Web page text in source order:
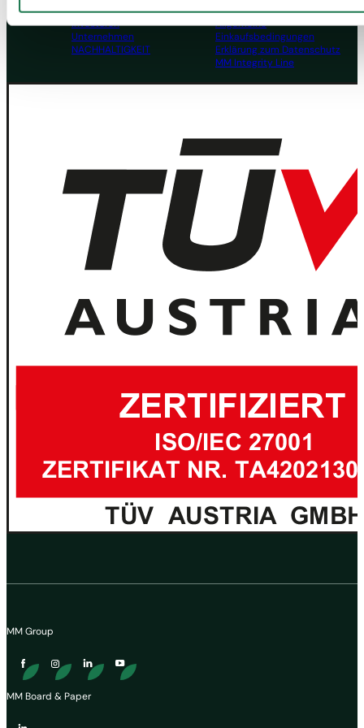
Menschen
Investoren
Unternehmen
NACHHALTIGKEIT
Geschäftsbedingungen
Allgemeine
Einkaufsbedingungen
Erklärung zum Datenschutz
MM Integrity Line
MM Group
MM Board & Paper